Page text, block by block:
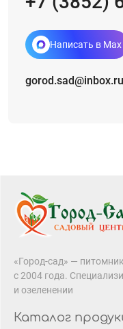
Написать в Max
gorod.sad@inbox.ru
«Город-сад» —
с 2004 года.
и озеленении
Каталог